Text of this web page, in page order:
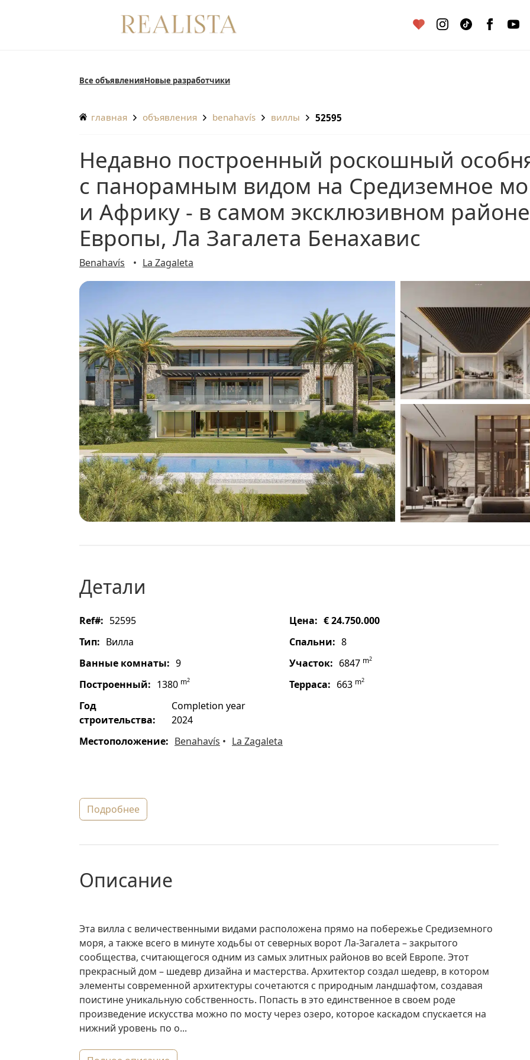
Все объявления Новые разработчики
главная объявления benahavís виллы 52595
Недавно построенный роскошный особняк
с панорамным видом на Средиземное
и Африку - в самом эксклюзивном районе
Европы, Ла Загалета Бенахавис
Benahavís La Zagaleta
детали
ref#: 52595 цена:
€ 24.750.000
тип:
Вилла спальни: 8
ванные комнаты: 9 участок: 6847 m2
построенный: 1380 m2 терраса: 663 m2
год
строительства:
Completion year
2024
местоположение:
Benahavís La Zagaleta
подробнее
описание
Эта вилла с величественными видами расположена прямо на побережье Средиземного
моря, а также всего в минуте ходьбы от северных ворот Ла-Загалета – закрытого
сообщества, считающегося одним из самых элитных районов во всей Европе. Этот
прекрасный дом – шедевр дизайна и мастерства. Архитектор создал шедевр, в котором
элементы современной архитектуры сочетаются с природным ландшафтом, создавая
поистине уникальную собственность. Попасть в это единственное в своем роде
произведение искусства можно по мосту через озеро, которое каскадом спускается на
нижний уровень по о...